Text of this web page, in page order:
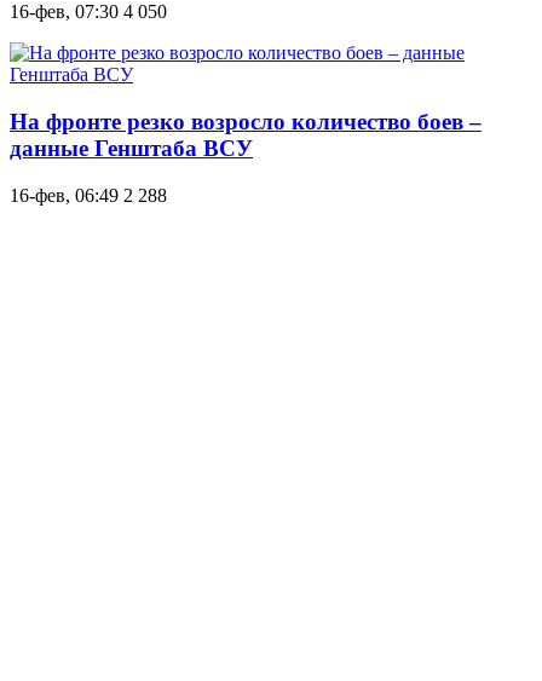
16-фев, 07:30 4 050
На фронте резко возросло количество боев –
данные Генштаба ВСУ
16-фев, 06:49 2 288